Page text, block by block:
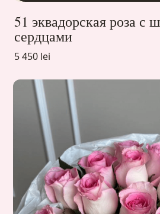
51 эквадорская роза с
сердцами
5 450 lei